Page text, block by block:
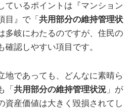
ているポイントは『マンション
目』で「共用部分の維持管理状
多岐にわたるのですが、住民の
認しやすい項目です。
地であっても、どんなに素晴ら
「共用部分の維持管理状況 」が
資産価値は大きく毀損されてし